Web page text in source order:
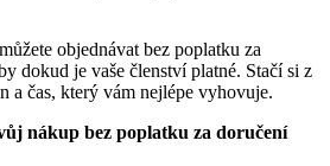
objednávat bez poplatku za
dokud je vaše členství platné. Stačí si z
a čas, který vám nejlépe vyhovuje.
nákup bez poplatku za doručení